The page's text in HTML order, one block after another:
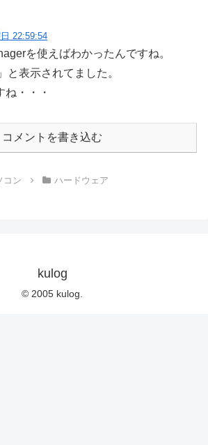
22:59:54
を使えばわかったんですね。
と表示されてました。
ね・・・
コメントを書き込む
コン ハードウェア
kulog
© 2005 kulog.